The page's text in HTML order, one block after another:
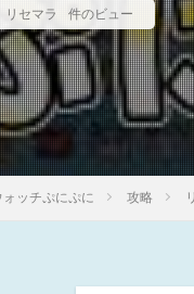
リセマラ 件のビュー
ォッチぷにぷに 攻略